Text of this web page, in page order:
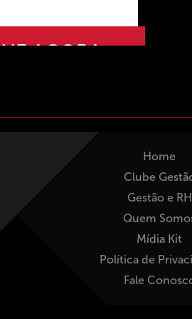
AGORA
Home
Clube
Gestão e RH
Quem
Mídia Kit
Política de
Fale